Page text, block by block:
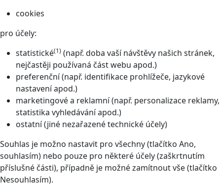
cookies
pro účely:
statistické(1) (např. doba vaší návštěvy našich stránek,
nejčastěji používaná část webu apod.)
preferenční (např. identifikace prohlížeče, jazykové
nastavení apod.)
marketingové a reklamní (např. personalizace reklamy,
statistika vyhledávání apod.)
ostatní (jiné nezařazené technické účely)
Souhlas je možno nastavit pro všechny (tlačítko Ano,
souhlasím) nebo pouze pro některé účely (zaškrtnutím
příslušné části), případně je možné zamítnout vše (tlačítko
Nesouhlasím).